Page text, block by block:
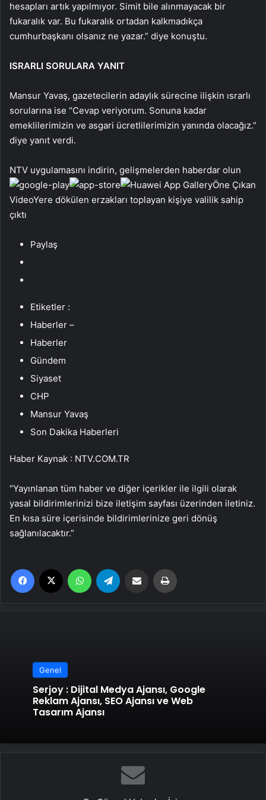
hesapları artık yapılmıyor. Simit bile alınmayacak bir
fukaralık var. Bu fukaralık ortadan kalkmadıkça
cumhurbaşkanı olsanız ne yazar.” diye konuştu.
ISRARLI SORULARA YANIT
Mansur Yavaş, gazetecilerin adaylık sürecine ilişkin ısrarlı
sorularına ise “Cevap veriyorum. Sonuna kadar
emeklilerimizin ve asgari ücretlilerimizin yanında olacağız.”
diye yanıt verdi.
NTV uygulamasını indirin, gelişmelerden haberdar olun
Öne Çıkan
VideoYere dökülen erzakları toplayan kişiye valilik sahip
çıktı
Paylaş
Etiketler :
Haberler –
Haberler
Gündem
Siyaset
CHP
Mansur Yavaş
Son Dakika Haberleri
Haber Kaynak : NTV.COM.TR
“Yayınlanan tüm haber ve diğer içerikler ile ilgili olarak
yasal bildirimlerinizi bize iletişim sayfası üzerinden iletiniz.
En kısa süre içerisinde bildirimlerinize geri dönüş
sağlanılacaktır.”
Facebook WhatsApp Email'den paylaş
Genel
Serjoy : Dijital Medya Ajansı, Google
Reklam Ajansı, SEO Ajansı ve Web
Tasarım Ajansı